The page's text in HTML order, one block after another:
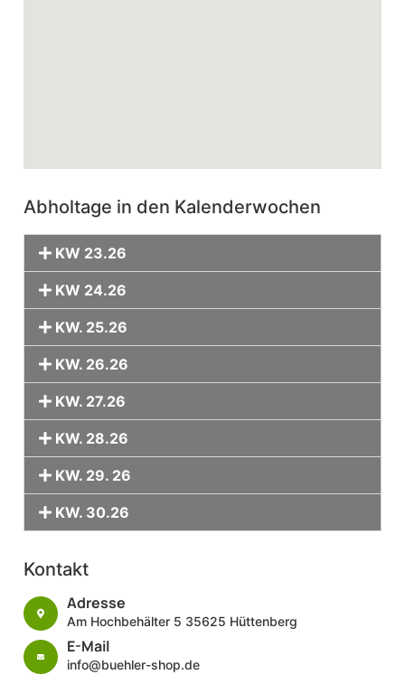
Abholtage in den Kalenderwochen
KW 23.26
KW 24.26
KW. 25.26
KW. 26.26
KW. 27.26
KW. 28.26
KW. 29. 26
KW. 30.26
Kontakt
Adresse
Am Hochbehälter 5 35625 Hüttenberg
E-Mail
info@buehler-shop.de